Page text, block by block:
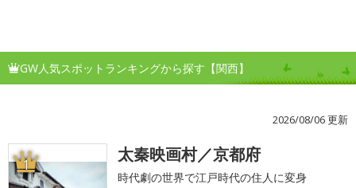
GW人気スポットランキングから探す【関西】
2026/08/06 更新
1 太秦映画村／京都府
時代劇の世界で江戸時代の住人に変身